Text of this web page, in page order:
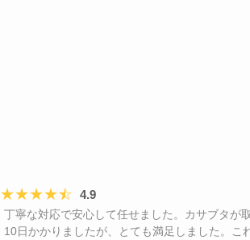
★★★★☆
★ 4.9
丁寧な対応で安心して任せました。カサブタが
10日かかりましたが、とても満足しました。こ